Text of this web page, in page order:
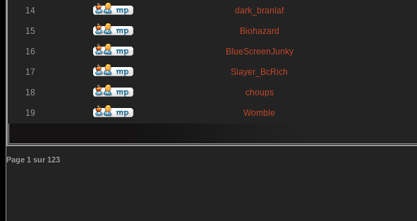
14 dark_branlaf
15 Biohazard
16 BlueScreenJunky
17 Slayer_BcRich
18 choups
19 Womble
Page 1 sur 123